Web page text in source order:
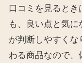
口コミを見るとき
も、良い点と気に
が判断しやすくな
わる商品なので、